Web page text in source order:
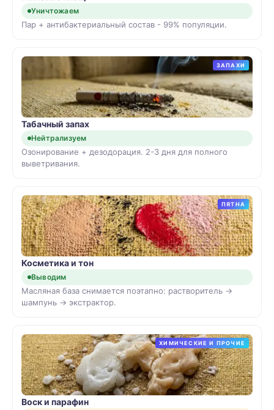
Уничтожаем
Пар + антибактериальный состав - 99% популяции.
ЗАПАХИ
Табачный запах
Нейтрализуем
Озонирование + дезодорация. 2-3 дня для полного
выветривания.
ПЯТНА
Косметика и тон
Выводим
Масляная база снимается поэтапно: растворитель →
шампунь → экстрактор.
ХИМИЧЕСКИЕ И ПРОЧИЕ
Воск и парафин